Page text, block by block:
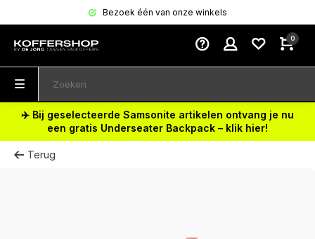
Bezoek één van onze winkels
0
✈️ Bij geselecteerde Samsonite artikelen ontvang je nu
een gratis Underseater Backpack – klik hier!
Terug